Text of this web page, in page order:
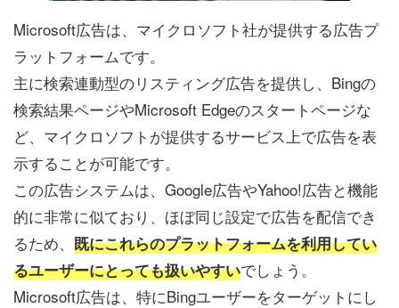
Microsoft広告は、マイクロソフト社が提供する広告プ
ラットフォームです。
主に検索連動型のリスティング広告を提供し、Bingの
検索結果ページやMicrosoft Edgeのスタートページな
ど、マイクロソフトが提供するサービス上で広告を表
示することが可能です。
この広告システムは、Google広告やYahoo!広告と機能
的に非常に似ており、ほぼ同じ設定で広告を配信でき
るため、 既にこれらのプラットフォームを利用してい
るユーザーにとっても扱いやすいでしょう。
Microsoft広告は、特にBingユーザーをターゲットにし